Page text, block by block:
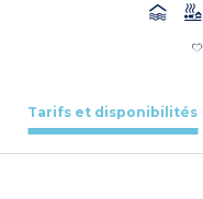
Tarifs et disponibilités